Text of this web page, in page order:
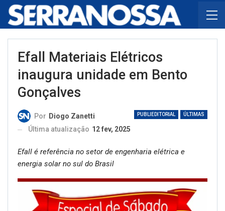
Efall Materiais Elétricos
inaugura unidade em Bento
Gonçalves
PUBLIEDITORIAL ÚLTIMAS
Por Diogo Zanetti
Última atualização 12 fev, 2025
Efall é referência no setor de engenharia elétrica e
energia solar no sul do Brasil